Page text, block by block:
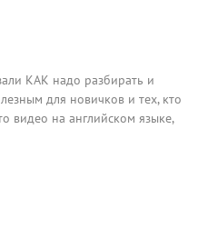
КАК надо разбирать и
для новичков и тех, кто
видео на английском языке,